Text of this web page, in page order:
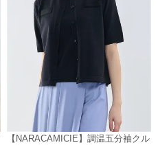
【NARACAMICIE】調温五分袖クル